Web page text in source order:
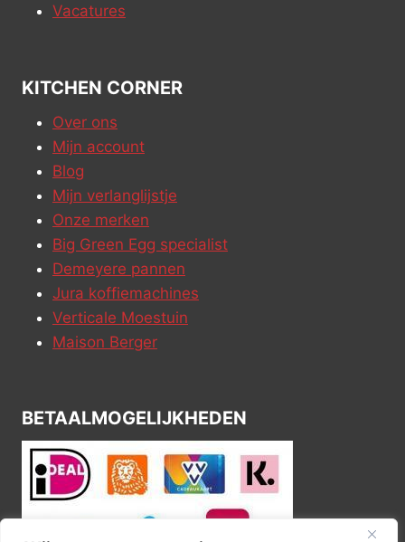
Vacatures
KITCHEN CORNER
Over ons
Mijn account
Blog
Mijn verlanglijstje
Onze merken
Big Green Egg specialist
Demeyere pannen
Jura koffiemachines
Verticale Moestuin
Maison Berger
BETAALMOGELIJKHEDEN